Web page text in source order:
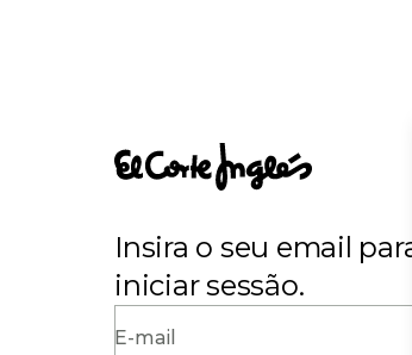
Insira o seu email
iniciar sessão.
E-mail